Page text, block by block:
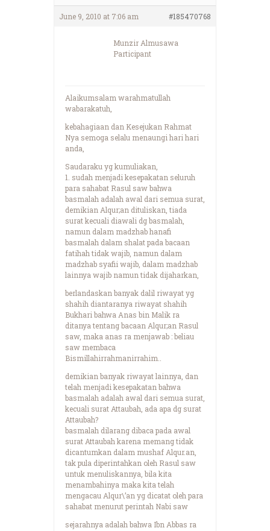
June 9, 2010 at 7:06 am #185470768
Munzir Almusawa
Participant
Alaikumsalam warahmatullah
wabarakatuh,
kebahagiaan dan Kesejukan Rahmat
Nya semoga selalu menaungi hari hari
anda,
Saudaraku yg kumuliakan,
1. sudah menjadi kesepakatan seluruh
para sahabat Rasul saw bahwa
basmalah adalah awal dari semua surat,
demikian Alqur;an dituliskan, tiada
surat kecuali diawali dg basmalah,
namun dalam madzhab hanafi
basmalah dalam shalat pada bacaan
fatihah tidak wajib, namun dalam
madzhab syafii wajib, dalam madzhab
lainnya wajib namun tidak dijaharkan,
berlandaskan banyak dalil riwayat yg
shahih diantaranya riwayat shahih
Bukhari bahwa Anas bin Malik ra
ditanya tentang bacaan Alqur;an Rasul
saw, maka anas ra menjawab : beliau
saw membaca
Bismillahirrahmanirrahim..
demikian banyak riwayat lainnya, dan
telah menjadi kesepakatan bahwa
basmalah adalah awal dari semua surat,
kecuali surat Attaubah, ada apa dg surat
Attaubah?
basmalah dilarang dibaca pada awal
surat Attaubah karena memang tidak
dicantumkan dalam mushaf Alqur.an,
tak pula diperintahkan oleh Rasul saw
untuk menuliskannya, bila kita
menambahinya maka kita telah
mengacau Alqur\’an yg dicatat oleh para
sahabat menurut perintah Nabi saw
sejarahnya adalah bahwa Ibn Abbas ra